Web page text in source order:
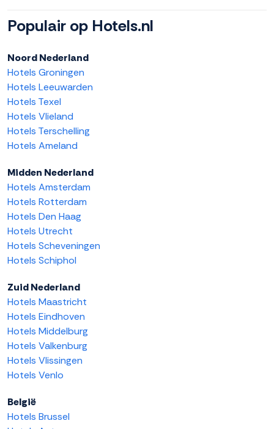
Populair op Hotels.nl
Noord Nederland
Hotels Groningen
Hotels Leeuwarden
Hotels Texel
Hotels Vlieland
Hotels Terschelling
Hotels Ameland
Midden Nederland
Hotels Amsterdam
Hotels Rotterdam
Hotels Den Haag
Hotels Utrecht
Hotels Scheveningen
Hotels Schiphol
Zuid Nederland
Hotels Maastricht
Hotels Eindhoven
Hotels Middelburg
Hotels Valkenburg
Hotels Vlissingen
Hotels Venlo
België
Hotels Brussel